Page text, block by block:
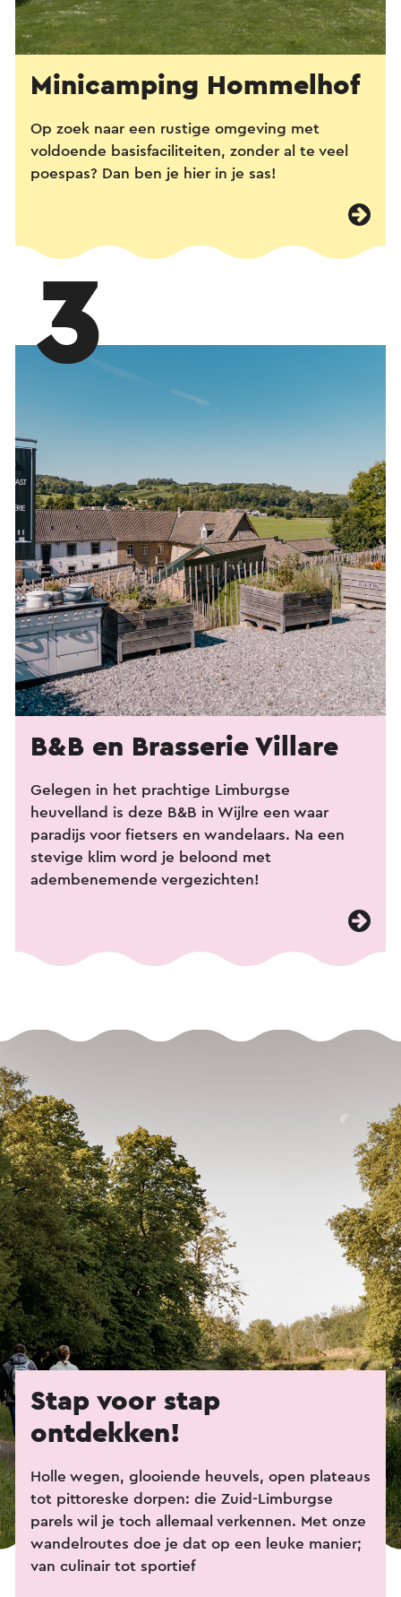
Minicamping Hommelhof
Op zoek naar een rustige omgeving met
voldoende basisfaciliteiten, zonder al te veel
poespas? Dan ben je hier in je sas!
3
B&B en Brasserie Villare
Gelegen in het prachtige Limburgse
heuvelland is deze B&B in Wijlre een waar
paradijs voor fietsers en wandelaars. Na een
stevige klim word je beloond met
adembenemende vergezichten!
Stap voor stap
ontdekken!
Holle wegen, glooiende heuvels, open plateaus
tot pittoreske dorpen: die Zuid-Limburgse
parels wil je toch allemaal verkennen. Met onze
wandelroutes doe je dat op een leuke manier;
van culinair tot sportief